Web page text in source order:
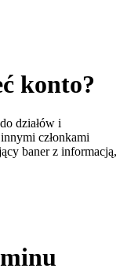
konto?
działów i
członkami
baner z informacją,